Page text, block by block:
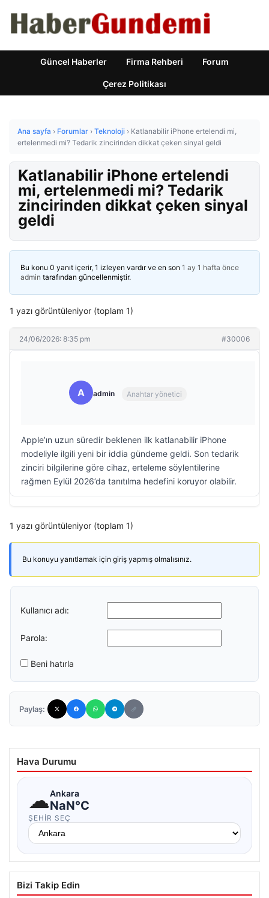
Güncel Haberler Firma Rehberi Forum
Çerez Politikası
Ana sayfa › Forumlar › Teknoloji › Katlanabilir iPhone ertelendi mi,
ertelenmedi mi? Tedarik zincirinden dikkat çeken sinyal geldi
Katlanabilir iPhone ertelendi
mi, ertelenmedi mi? Tedarik
zincirinden dikkat çeken sinyal
geldi
Bu konu 0 yanıt içerir, 1 izleyen vardır ve en son 1 ay 1 hafta önce
admin tarafından güncellenmiştir.
1 yazı görüntüleniyor (toplam 1)
24/06/2026: 8:35 pm #30006
A admin Anahtar yönetici
Apple’ın uzun süredir beklenen ilk katlanabilir iPhone
modeliyle ilgili yeni bir iddia gündeme geldi. Son tedarik
zinciri bilgilerine göre cihaz, erteleme söylentilerine
rağmen Eylül 2026’da tanıtılma hedefini koruyor olabilir.
1 yazı görüntüleniyor (toplam 1)
Bu konuyu yanıtlamak için giriş yapmış olmalısınız.
Kullanıcı adı:
Parola:
Beni hatırla
Paylaş:
Hava Durumu
☁Ankara
NaN°C
ŞEHIR SEÇ
Bizi Takip Edin